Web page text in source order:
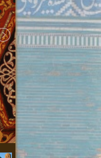
Buchara,